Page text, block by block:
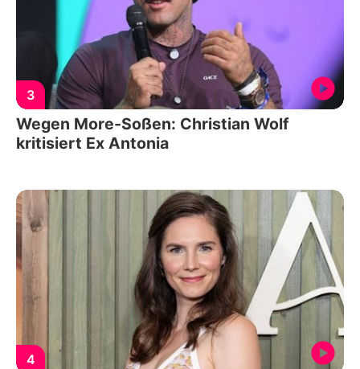
3
Wegen More-Soßen: Christian Wolf
kritisiert Ex Antonia
4